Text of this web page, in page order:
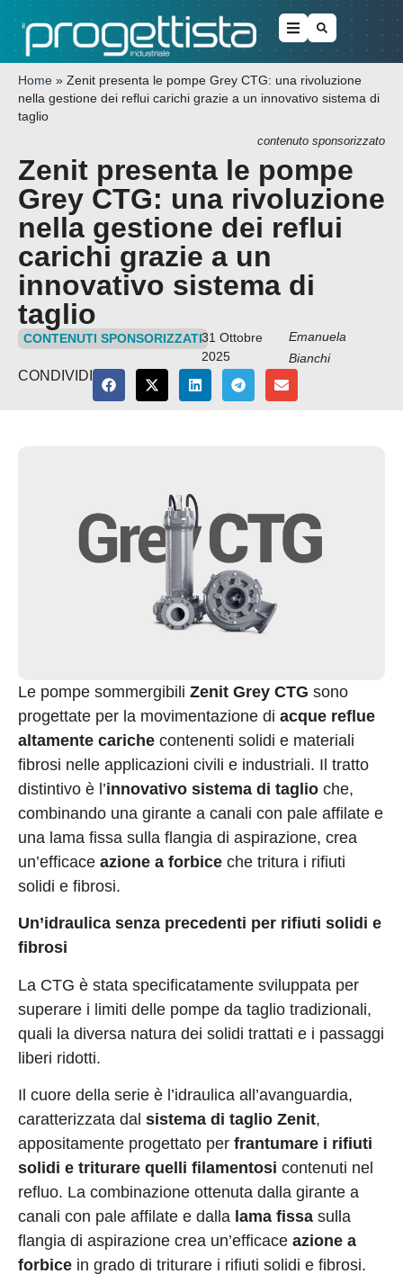
Home » Zenit presenta le pompe Grey CTG: una rivoluzione
nella gestione dei reflui carichi grazie a un innovativo sistema di
taglio
contenuto sponsorizzato
Zenit presenta le pompe
Grey CTG: una rivoluzione
nella gestione dei reflui
carichi grazie a un
innovativo sistema di
taglio
CONTENUTI SPONSORIZZATI31 Ottobre
2025
Emanuela
Bianchi
CONDIVIDI
Le pompe sommergibili Zenit Grey CTG sono
progettate per la movimentazione di acque reflue
altamente cariche contenenti solidi e materiali
fibrosi nelle applicazioni civili e industriali. Il tratto
distintivo è l’innovativo sistema di taglio che,
combinando una girante a canali con pale affilate e
una lama fissa sulla flangia di aspirazione, crea
un’efficace azione a forbice che tritura i rifiuti
solidi e fibrosi.
Un’idraulica senza precedenti per rifiuti solidi e
fibrosi
La CTG è stata specificatamente sviluppata per
superare i limiti delle pompe da taglio tradizionali,
quali la diversa natura dei solidi trattati e i passaggi
liberi ridotti.
Il cuore della serie è l’idraulica all’avanguardia,
caratterizzata dal sistema di taglio Zenit,
appositamente progettato per frantumare i rifiuti
solidi e triturare quelli filamentosi contenuti nel
refluo. La combinazione ottenuta dalla girante a
canali con pale affilate e dalla lama fissa sulla
flangia di aspirazione crea un’efficace azione a
forbice in grado di triturare i rifiuti solidi e fibrosi.